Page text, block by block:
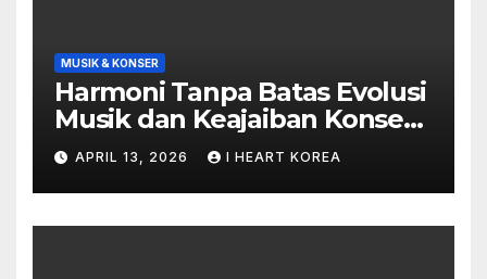
MUSIK & KONSER
Harmoni Tanpa Batas Evolusi
Musik dan Keajaiban Konser
di Era Digital
APRIL 13, 2026 I HEART KOREA